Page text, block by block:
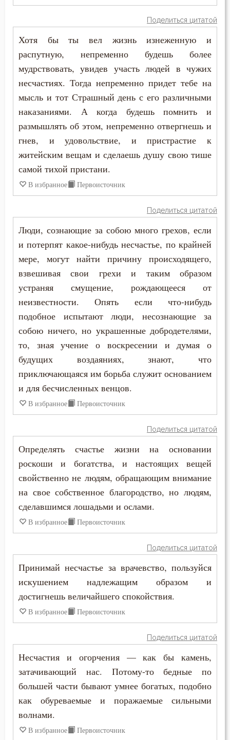
Рабство телесное
Радость
Развлечение
Раздражительность
Разум
Раскаяние
Ревность
Ревность по Богу
Родители
Рождество
Ропот
Роскошь
Самолюбие
Самомнение
Свобода
Святость
Священники
Священное Писание
Семья
Сквернословие
Скорбь
Скромность
Славолюбие
Сладострастие
Сластолюбие
Слезы
Поделиться цитатой
Хотя бы ты вел жизнь изнеженную и
распутную, непременно будешь более
мудрствовать, увидев участь людей в чужих
несчастиях. Тогда непременно придет тебе на
мысль и тот Страшный день с его различными
наказаниями. А когда будешь помнить и
размышлять об этом, непременно отвергнешь и
гнев, и удовольствие, и пристрастие к
житейским вещам и сделаешь душу свою тише
самой тихой пристани.
В избранное Первоисточник
Поделиться цитатой
Люди, сознающие за собою много грехов, если
и потерпят какое-нибудь несчастье, по крайней
мере, могут найти причину происходящего,
взвешивая свои грехи и таким образом
устраняя смущение, рождающееся от
неизвестности. Опять если что-нибудь
подобное испытают люди, несознающие за
собою ничего, но украшенные добродетелями,
то, зная учение о воскресении и думая о
будущих воздаяниях, знают, что
приключающаяся им борьба служит основанием
и для бесчисленных венцов.
В избранное Первоисточник
Поделиться цитатой
Определять счастье жизни на основании
роскоши и богатства, и настоящих вещей
свойственно не людям, обращающим внимание
на свое собственное благородство, но людям,
сделавшимся лошадьми и ослами.
В избранное Первоисточник
Поделиться цитатой
Принимай несчастье за врачевство, пользуйся
искушением надлежащим образом и
достигнешь величайшего спокойствия.
В избранное Первоисточник
Поделиться цитатой
Несчастия и огорчения — как бы камень,
затачивающий нас. Потому-то бедные по
большей части бывают умнее богатых, подобно
как обуреваемые и поражаемые сильными
волнами.
В избранное Первоисточник